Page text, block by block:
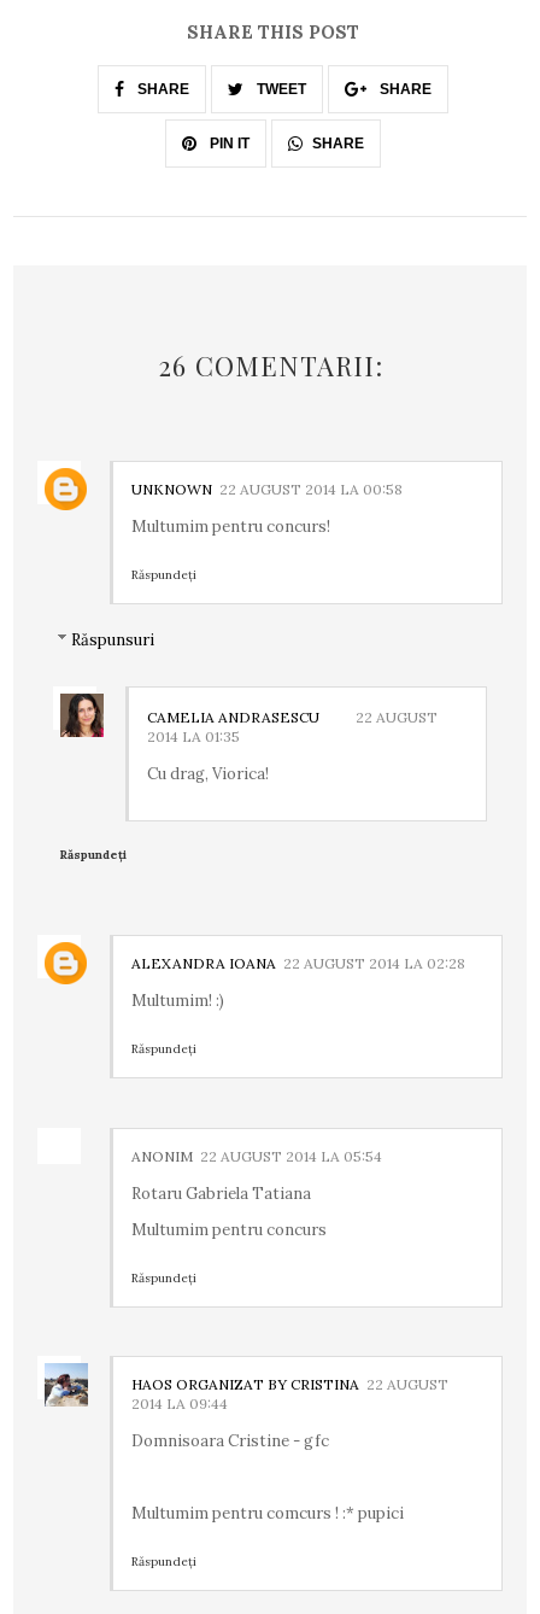
SHARE THIS POST
SHARE TWEET SHARE
PIN IT SHARE
26 COMENTARII:
UNKNOWN 22 AUGUST 2014 LA 00:58
Multumim pentru concurs!
Răspundeți
Răspunsuri
CAMELIA ANDRASESCU
22 AUGUST
2014 LA 01:35
Cu drag, Viorica!
Răspundeți
ALEXANDRA IOANA 22 AUGUST 2014 LA 02:28
Multumim! :)
Răspundeți
ANONIM 22 AUGUST 2014 LA 05:54
Rotaru Gabriela Tatiana
Multumim pentru concurs
Răspundeți
HAOS ORGANIZAT BY CRISTINA 22 AUGUST
2014 LA 09:44
Domnisoara Cristine - gfc
Multumim pentru comcurs ! :* pupici
Răspundeți